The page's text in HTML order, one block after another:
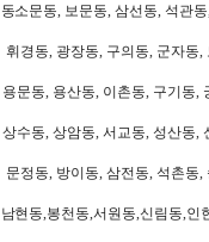
동소문동, 보문동, 삼선동, 석관
휘경동, 광장동, 구의동, 군자동
용문동, 용산동, 이촌동, 구기동,
상수동, 상암동, 서교동, 성산동,
문정동, 방이동, 삼전동, 석촌동
남현동,봉천동,서원동,신림동,